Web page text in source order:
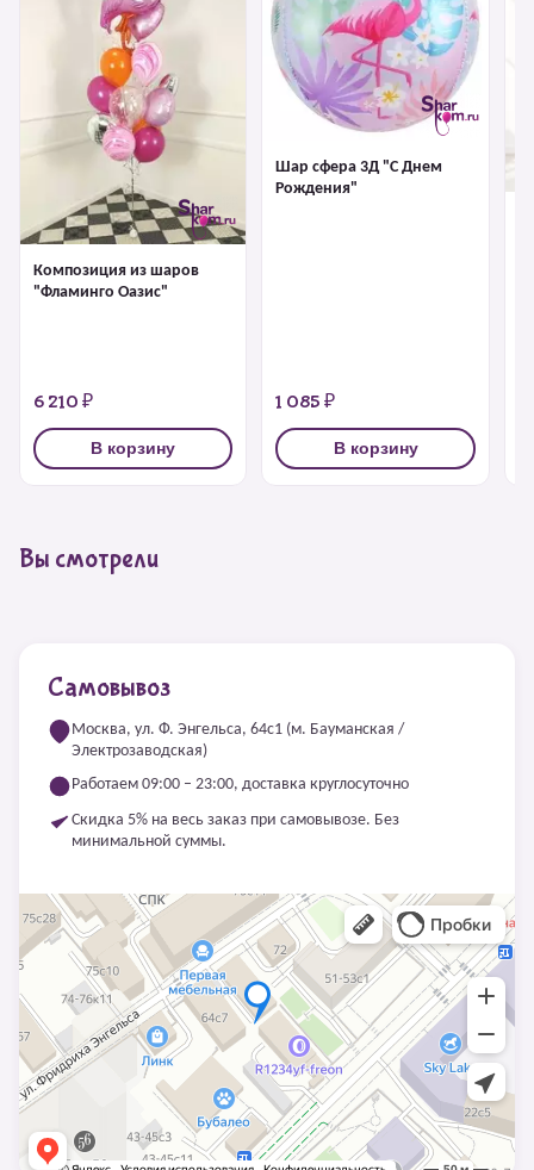
Композиция из шаров
"Фламинго Оазис"
6 210 ₽
В корзину
Шар сфера 3Д "С Днем
Рождения"
1 085 ₽
В корзину
Вы смотрели
Самовывоз
Москва, ул. Ф. Энгельса, 64с1 (м. Бауманская /
Электрозаводская)
Работаем 09:00 – 23:00, доставка круглосуточно
Скидка 5% на весь заказ при самовывозе. Без
минимальной суммы.